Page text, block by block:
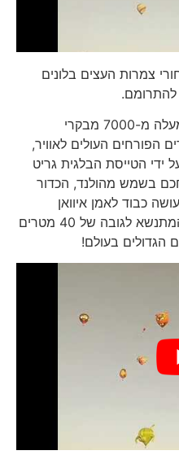
צמרות העצים בלונים
בשעה 5:30 בבוקר התעוררו למעלה מ-7000 מבקרי
העולים לאוויר,
הטייסת הבלגית גריט
בשמש מהולנד, הכדור
כבוד לאמן איוואן
ראבוזין, והבטרייה של פנסוניק המתנשא לגובה של 40 מטרים
בעולם!